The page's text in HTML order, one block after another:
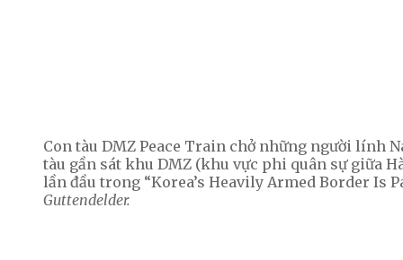
Con tàu DMZ Peace Train chở những người lính
tàu gần sát khu DMZ (khu vực phi quân sự giữa
lần đầu trong “Korea’s Heavily Armed Border Is
Guttendelder.